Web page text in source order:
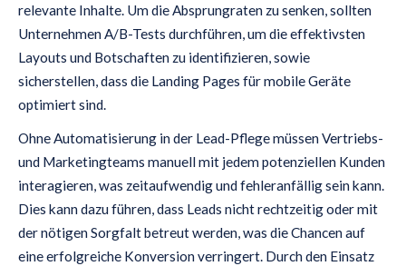
relevante Inhalte. Um die Absprungraten zu senken, sollten
Unternehmen A/B-Tests durchführen, um die effektivsten
Layouts und Botschaften zu identifizieren, sowie
sicherstellen, dass die Landing Pages für mobile Geräte
optimiert sind.
Ohne Automatisierung in der Lead-Pflege müssen Vertriebs-
und Marketingteams manuell mit jedem potenziellen Kunden
interagieren, was zeitaufwendig und fehleranfällig sein kann.
Dies kann dazu führen, dass Leads nicht rechtzeitig oder mit
der nötigen Sorgfalt betreut werden, was die Chancen auf
eine erfolgreiche Konversion verringert. Durch den Einsatz